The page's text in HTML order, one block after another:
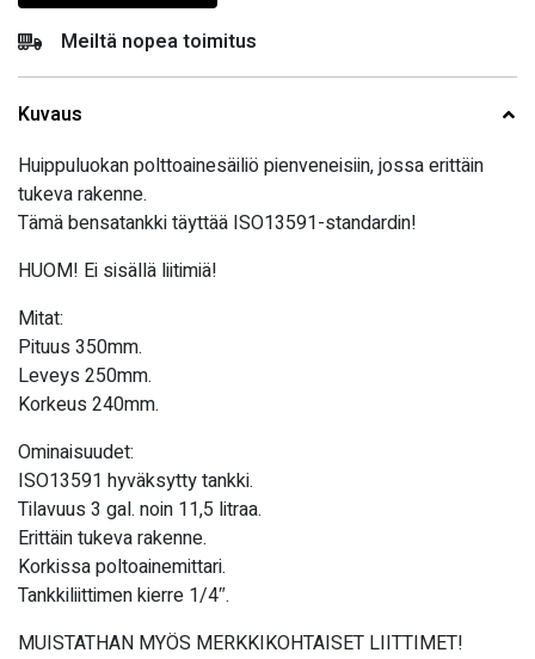
Meiltä nopea toimitus
Kuvaus
Huippuluokan polttoainesäiliö pienveneisiin, jossa erittäin
tukeva rakenne.
Tämä bensatankki täyttää ISO13591-standardin!
HUOM! Ei sisällä liitimiä!
Mitat:
Pituus 350mm.
Leveys 250mm.
Korkeus 240mm.
Ominaisuudet:
ISO13591 hyväksytty tankki.
Tilavuus 3 gal. noin 11,5 litraa.
Erittäin tukeva rakenne.
Korkissa poltoainemittari.
Tankkiliittimen kierre 1/4″.
MUISTATHAN MYÖS MERKKIKOHTAISET LIITTIMET!